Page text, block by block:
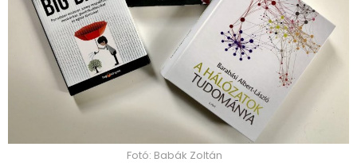
Fotó: Babák Zoltán